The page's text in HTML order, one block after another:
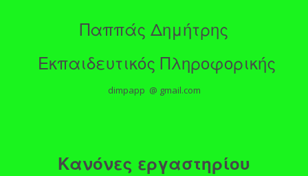
Παππάς Δημήτρης
Εκπαιδευτικός Πληροφορικής
dimpapp @ gmail.com
Κανόνες εργαστηρίου